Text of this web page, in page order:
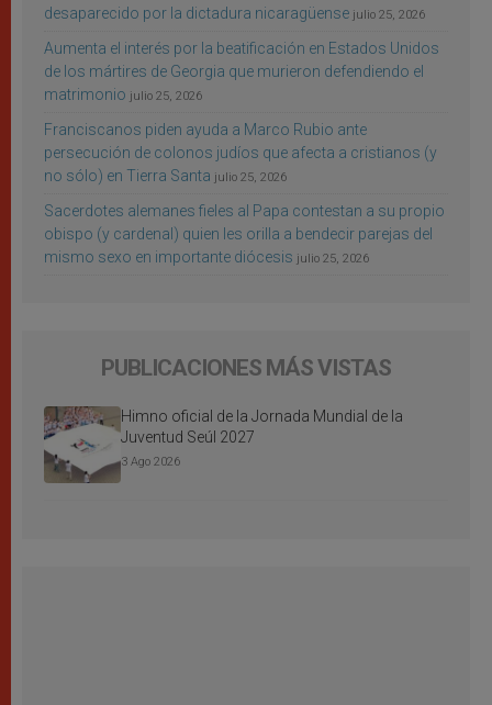
desaparecido por la dictadura nicaragüense julio 25, 2026
Aumenta el interés por la beatificación en Estados Unidos
de los mártires de Georgia que murieron defendiendo el
matrimonio julio 25, 2026
Franciscanos piden ayuda a Marco Rubio ante
persecución de colonos judíos que afecta a cristianos (y
no sólo) en Tierra Santa julio 25, 2026
Sacerdotes alemanes fieles al Papa contestan a su propio
obispo (y cardenal) quien les orilla a bendecir parejas del
mismo sexo en importante diócesis julio 25, 2026
PUBLICACIONES MÁS VISTAS
Himno oficial de la Jornada Mundial de la
Juventud Seúl 2027
3 Ago 2026